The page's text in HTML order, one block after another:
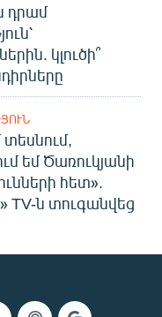
դրամ
կլուծի՞
տեսնում,
եմ Ծառուկյանի
հետ».
TV-ն տուգանվեց